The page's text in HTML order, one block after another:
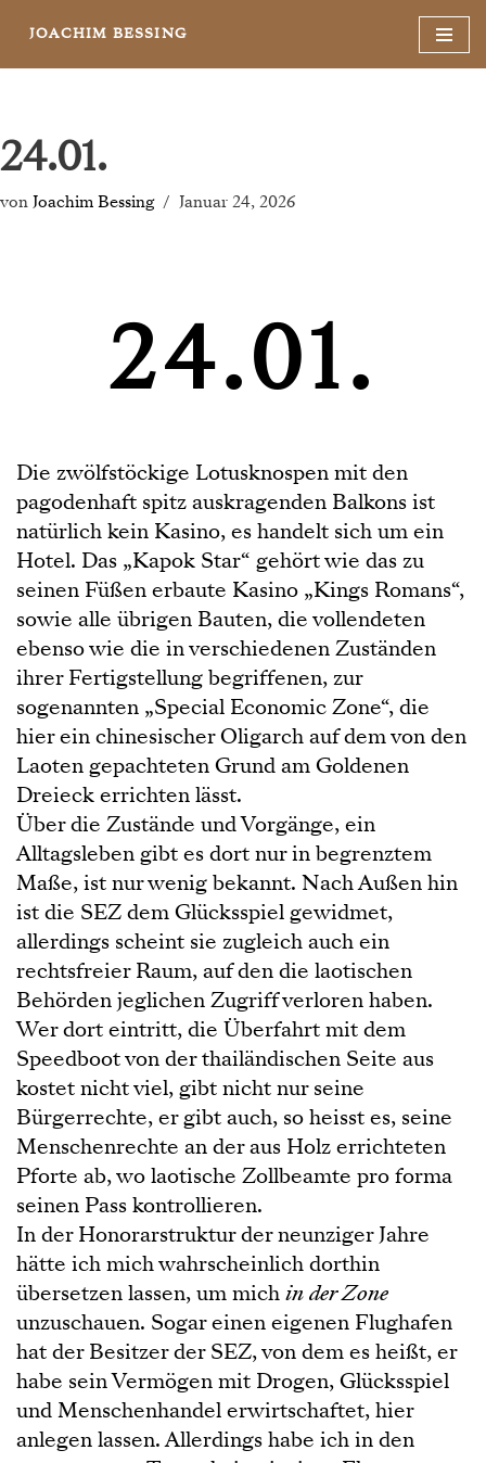
JOACHIM BESSING
24.01.
von Joachim Bessing Januar 24, 2026
24.01.
Die zwölfstöckige Lotusknospen mit den
pagodenhaft spitz auskragenden Balkons ist
natürlich kein Kasino, es handelt sich um ein
Hotel. Das „Kapok Star“ gehört wie das zu
seinen Füßen erbaute Kasino „Kings Romans“,
sowie alle übrigen Bauten, die vollendeten
ebenso wie die in verschiedenen Zuständen
ihrer Fertigstellung begriffenen, zur
sogenannten „Special Economic Zone“, die
hier ein chinesischer Oligarch auf dem von den
Laoten gepachteten Grund am Goldenen
Dreieck errichten lässt.
Über die Zustände und Vorgänge, ein
Alltagsleben gibt es dort nur in begrenztem
Maße, ist nur wenig bekannt. Nach Außen hin
ist die SEZ dem Glücksspiel gewidmet,
allerdings scheint sie zugleich auch ein
rechtsfreier Raum, auf den die laotischen
Behörden jeglichen Zugriff verloren haben.
Wer dort eintritt, die Überfahrt mit dem
Speedboot von der thailändischen Seite aus
kostet nicht viel, gibt nicht nur seine
Bürgerrechte, er gibt auch, so heisst es, seine
Menschenrechte an der aus Holz errichteten
Pforte ab, wo laotische Zollbeamte pro forma
seinen Pass kontrollieren.
In der Honorarstruktur der neunziger Jahre
hätte ich mich wahrscheinlich dorthin
übersetzen lassen, um michin der Zone
unzuschauen. Sogar einen eigenen Flughafen
hat der Besitzer der SEZ, von dem es heißt, er
habe sein Vermögen mit Drogen, Glücksspiel
und Menschenhandel erwirtschaftet, hier
anlegen lassen. Allerdings habe ich in den